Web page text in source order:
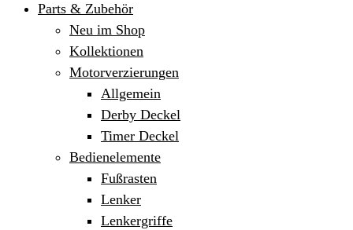
Parts & Zubehör
Neu im Shop
Kollektionen
Motorverzierungen
Allgemein
Derby Deckel
Timer Deckel
Bedienelemente
Fußrasten
Lenker
Lenkergriffe